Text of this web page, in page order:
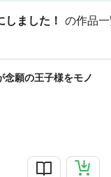
ました！ の作品一
念願の王子様をモノ